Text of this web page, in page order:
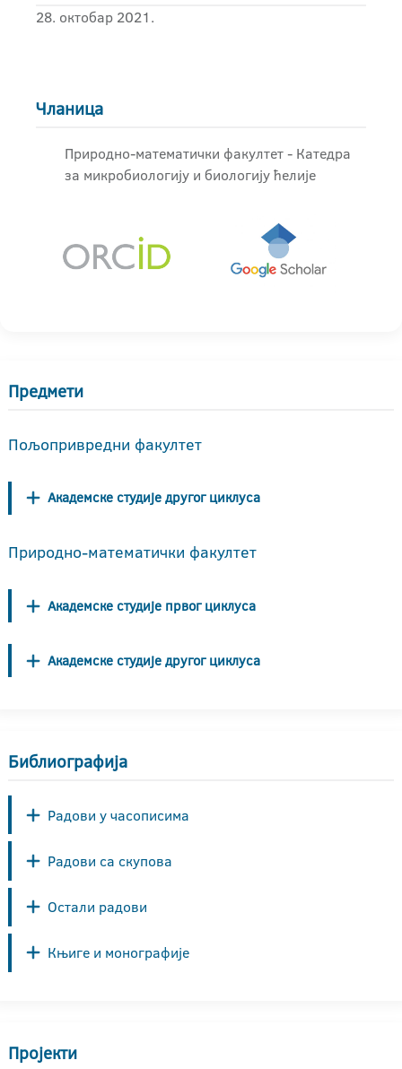
28. октобар 2021.
Чланица
Природно-математички факултет - Катедра
за микробиологију и биологију ћелије
Предмети
Пољопривредни факултет
Академске студије другог циклуса
Природно-математички факултет
Академске студије првог циклуса
Академске студије другог циклуса
Библиографија
Радови у часописима
Радови са скупова
Остали радови
Књиге и монографије
Пројекти